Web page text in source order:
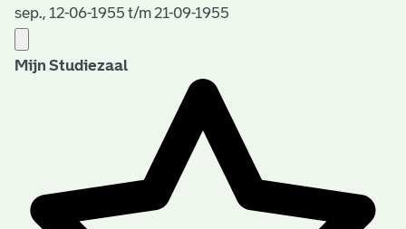
sep., 12-06-1955 t/m 21-09-1955
Mijn Studiezaal